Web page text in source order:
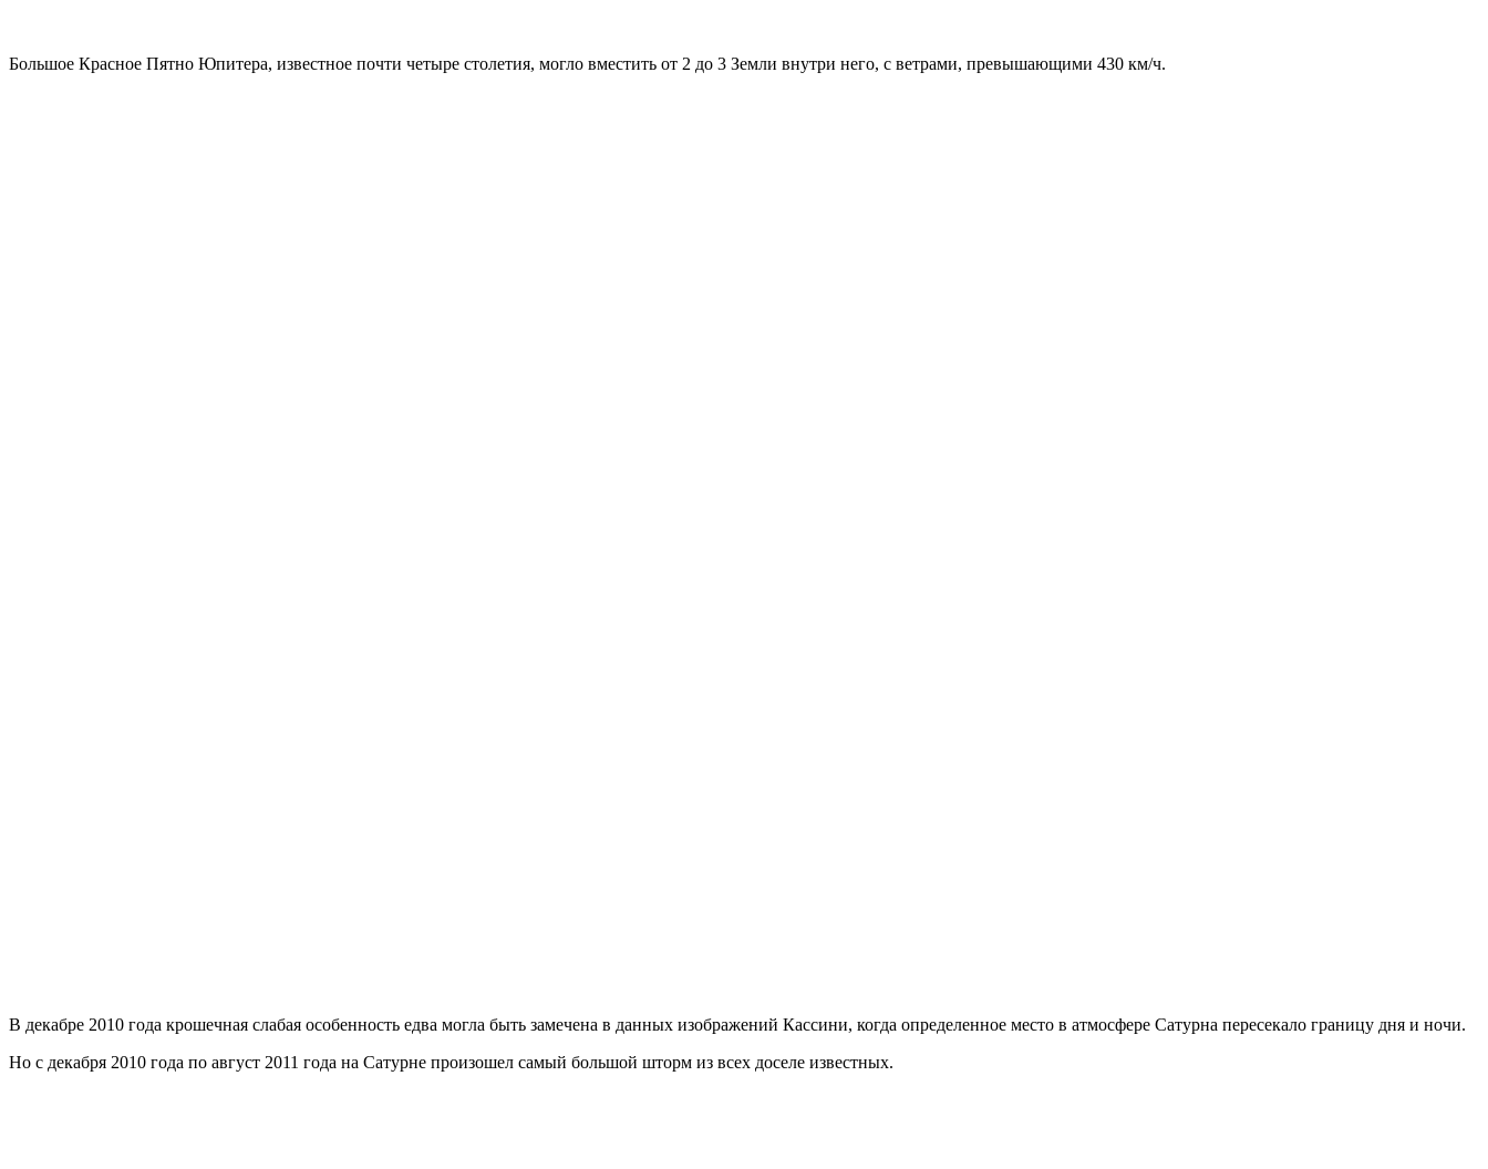
Большое Красное Пятно Юпитера, известное почти четыре столетия, могло вместить от 2 до 3 Земли внутри него, с ветрами, превышающими 430 км/ч.
В декабре 2010 года крошечная слабая особенность едва могла быть замечена в данных изображений Кассини, когда определенное место в атмосфере Сатурна пересекало границу дня и ночи.
Но с декабря 2010 года по август 2011 года на Сатурне произошел самый большой шторм из всех доселе известных.